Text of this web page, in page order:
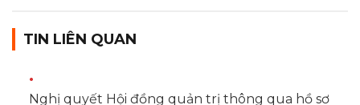
TIN LIÊN QUAN
Nghị quyết Hội đồng quản trị thông qua hồ sơ